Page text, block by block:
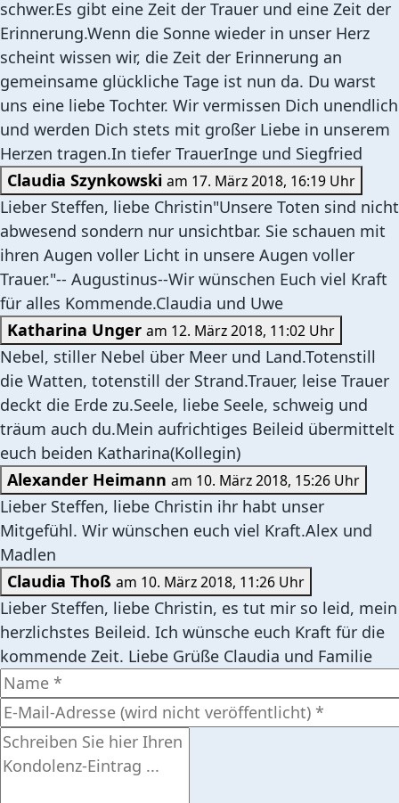
schwer.Es gibt eine Zeit der Trauer und eine Zeit der
Erinnerung.Wenn die Sonne wieder in unser Herz
scheint wissen wir, die Zeit der Erinnerung an
gemeinsame glückliche Tage ist nun da. Du warst
uns eine liebe Tochter. Wir vermissen Dich unendlich
und werden Dich stets mit großer Liebe in unserem
Herzen tragen.In tiefer TrauerInge und Siegfried
Claudia Szynkowski
am 17. März 2018, 16:19 Uhr
Lieber Steffen, liebe Christin"Unsere Toten sind nicht
abwesend sondern nur unsichtbar. Sie schauen mit
ihren Augen voller Licht in unsere Augen voller
Trauer."-- Augustinus--Wir wünschen Euch viel Kraft
für alles Kommende.Claudia und Uwe
Katharina Unger
am 12. März 2018, 11:02 Uhr
Nebel, stiller Nebel über Meer und Land.Totenstill
die Watten, totenstill der Strand.Trauer, leise Trauer
deckt die Erde zu.Seele, liebe Seele, schweig und
träum auch du.Mein aufrichtiges Beileid übermittelt
euch beiden Katharina(Kollegin)
Alexander Heimann
am 10. März 2018, 15:26 Uhr
Lieber Steffen, liebe Christin ihr habt unser
Mitgefühl. Wir wünschen euch viel Kraft.Alex und
Madlen
Claudia Thoß
am 10. März 2018, 11:26 Uhr
Lieber Steffen, liebe Christin, es tut mir so leid, mein
herzlichstes Beileid. Ich wünsche euch Kraft für die
kommende Zeit. Liebe Grüße Claudia und Familie